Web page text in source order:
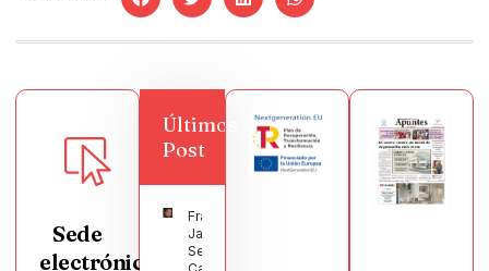
Sede
electrónica
Últimos
Post
Francisco
Javier
Segura